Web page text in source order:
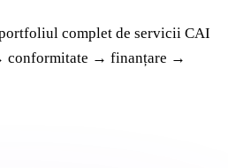
complet de servicii CAI
conformitate → finanțare →